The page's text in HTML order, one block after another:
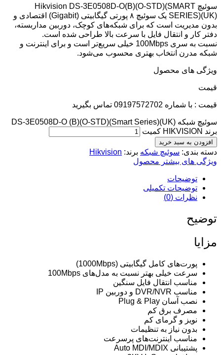
سوئیچ Hikvision DS-3E0508D-O(B)(O-STD)(SMART
SERIES)(UK) یک سوئیچ ۸ پورتی گیگابیتی (Gigabit) اقتصادی و
بدون مدیریت است که برای شبکه‌های کوچک، دوربین مداربسته،
دفتر کار و انتقال فایل با سرعت بالا طراحی شده است.
نسبت به سری 100Mbps خیلی سریع‌تر است و برای اینترنت و
شبکه مدرن انتخاب بهتری محسوب می‌شود.
ویژگی های محصول
قيمت
قیمت : با شماره 09197572702 تماس بگیرید
سوئیچ شبکه DS-3E0508D-O (B)(O-STD)(Smart Series)(UK)
برند HIKVISION کمیت
افزودن به سبد خرید
دسته بندی: سوئیچ شبکه برند: Hikvision
ویژگی های بیشتر محصول
توضیحات
توضیحات تکمیلی
نظرات (0)
توضیح
مزایا
پورت‌های کامل گیگابیتی (1000Mbps)
سرعت خیلی بهتر نسبت به مدل‌های 100Mbps
مناسب انتقال فایل سنگین
مناسب DVR/NVR و دوربین IP
نصب آسان Plug & Play
مصرف برق کم
نویز و گرمای کم
بدون نیاز به تنظیمات
مناسب اینترنت‌های پرسرعت
پشتیبانی Auto MDI/MDIX